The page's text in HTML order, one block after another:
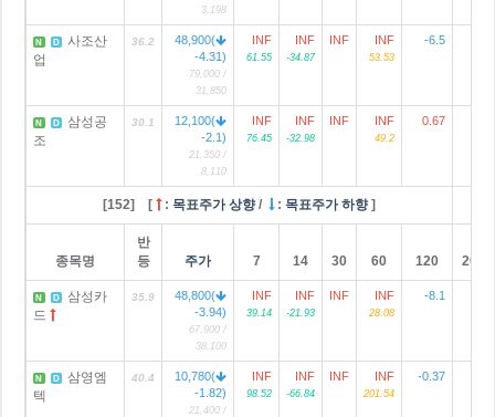
3,198
N D
사조산
업
36.2
48,900(
-4.31)
79,000 /
31,850
INF
61.55
INF
-34.87
INF INF
53.53
-6.5
N D
삼성공
조
30.1
12,100(
-2.1)
21,350 /
8,110
INF
76.45
INF
-32.98
INF INF
49.2
0.67
[152] [ : 목표주가 상향/ : 목표주가 하향]
종목명
반
등
주가 7 14 30 60 120
N D
삼성카
드
35.9
48,800(
-3.94)
67,900 /
38,100
INF
39.14
INF
-21.93
INF INF
28.08
-8.1
N D
삼영엠
텍
40.4
10,780(
-1.82)
21,400 /
INF
98.52
INF
-66.84
INF INF
201.54
-0.37